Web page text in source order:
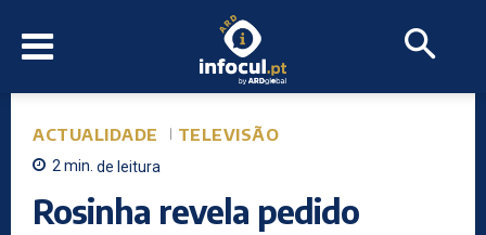
ACTUALIDADE TELEVISÃO
2min. de leitura
Rosinha revela pedido